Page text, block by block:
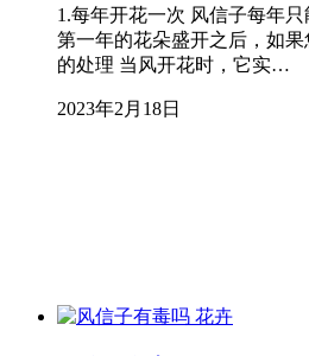
1.每年开花一次 风信子每年
第一年的花朵盛开之后，如
的处理 当风开花时，它实…
2023年2月18日
花卉